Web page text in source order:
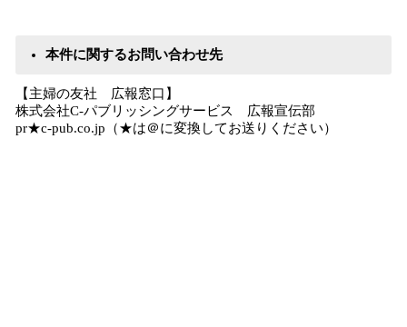
本件に関するお問い合わせ先
【主婦の友社 広報窓口】
株式会社C-パブリッシングサービス 広報宣伝部
pr★c-pub.co.jp（★は＠に変換してお送りください）